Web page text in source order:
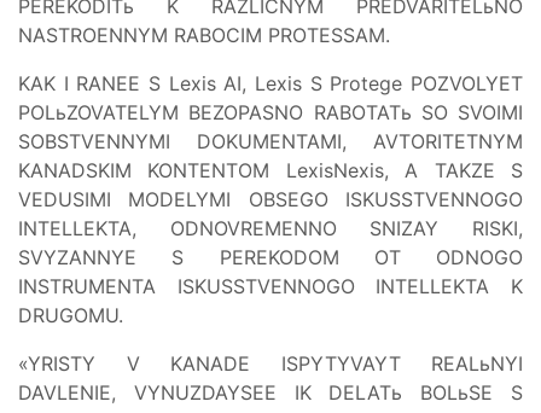
PEREKODITь K RAZLICNYM PREDVARITELьNO
NASTROENNYM RABOCIM PROTESSAM.
KAK I RANEE S Lexis AI, Lexis S Protege POZVOLYET
POLьZOVATELYM BEZOPASNO RABOTATь SO SVOIMI
SOBSTVENNYMI DOKUMENTAMI, AVTORITETNYM
KANADSKIM KONTENTOM LexisNexis, A TAKZE S
VEDUSIMI MODELYMI OBSEGO ISKUSSTVENNOGO
INTELLEKTA, ODNOVREMENNO SNIZAY RISKI,
SVYZANNYE S PEREKODOM OT ODNOGO
INSTRUMENTA ISKUSSTVENNOGO INTELLEKTA K
DRUGOMU.
«YRISTY V KANADE ISPYTYVAYT REALьNYI
DAVLENIE, VYNUZDAYSEE IK DELATь BOLьSE S